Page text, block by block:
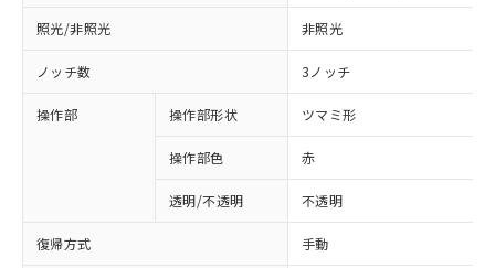
照光/非照光 非照光
ノッチ数 3ノッチ
操作部 操作部形状 ツマミ形
操作部色 赤
透明/不透明 不透明
復帰方式 手動